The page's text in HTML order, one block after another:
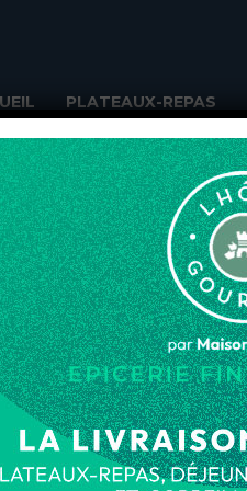
PLATEAUX-REPAS